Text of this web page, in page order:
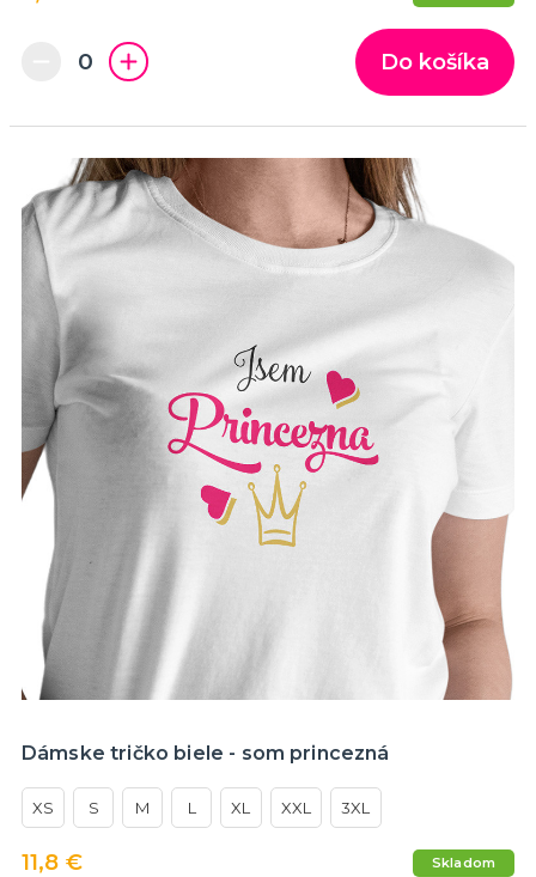
Do košíka
Dámske tričko biele - som princezná
XS S M L XL XXL 3XL
11,8 € Skladom